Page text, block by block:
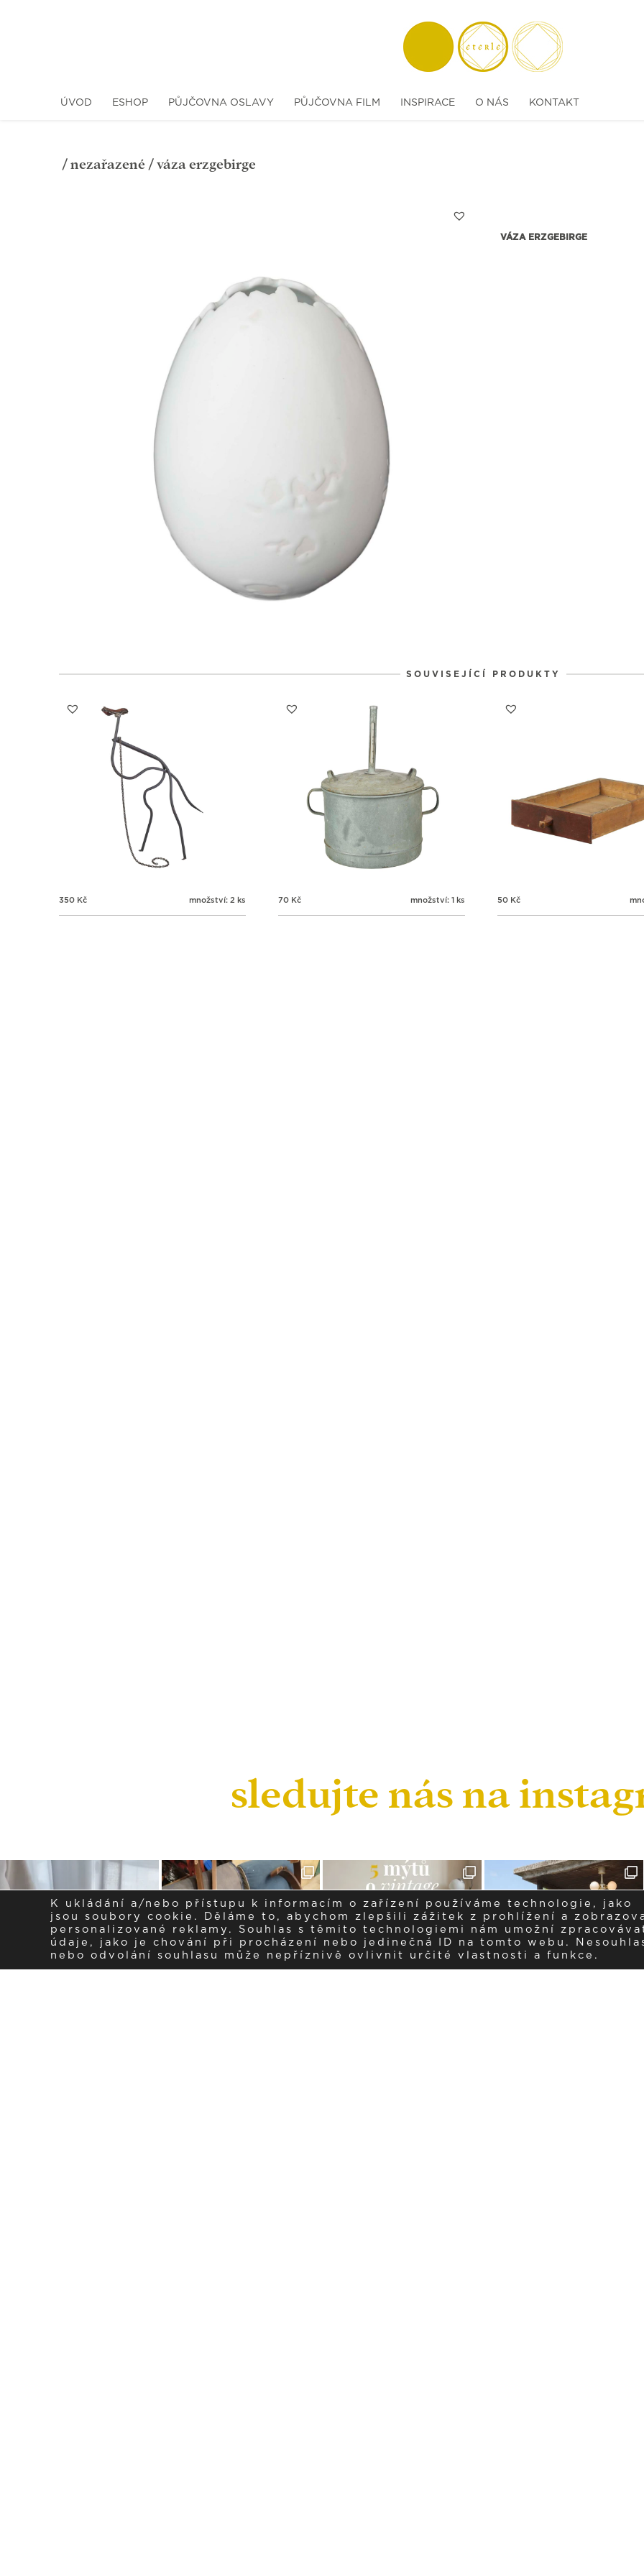
ÚVOD ESHOP PŮJČOVNA OSLAVY PŮJČOVNA FILM INSPIRACE O NÁS KONTAKT
/ nezařazené / váza erzgebirge
VÁZA ERZGEBIRGE
SOUVISEJÍCÍ PRODUKTY
350 Kč množství: 2 ks 70 Kč množství: 1 ks 50 Kč
sledujte nás na
K ukládání a/nebo přístupu k informacím o zařízení používáme technologie, jako
jsou soubory cookie. Děláme to, abychom zlepšili zážitek z prohlížení a
personalizované reklamy. Souhlas s těmito technologiemi nám umožní
údaje, jako je chování při procházení nebo jedinečná ID na tomto webu.
nebo odvolání souhlasu může nepříznivě ovlivnit určité vlastnosti a funkce.